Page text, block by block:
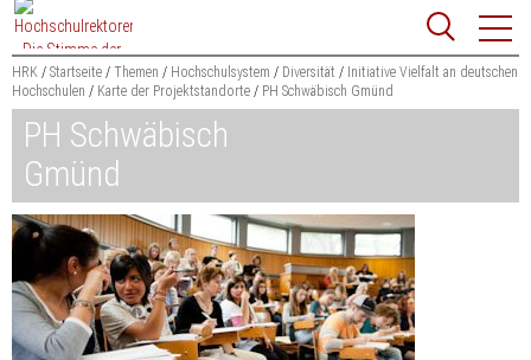
Zum
Content
springen
Suchbegriff
HRK Startseite Themen Hochschulsystem Diversität
Initiative Vielfalt an deutschen
Hochschulen
Karte der Projektstandorte PH Schwäbisch Gmünd
PH Schwäbisch
Gmünd